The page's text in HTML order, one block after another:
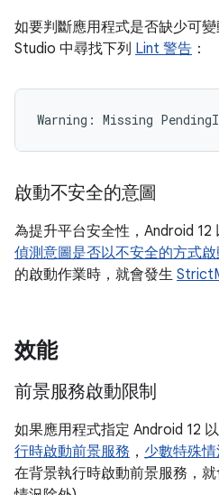
如要判斷應用程式是否缺少可
Studio 中尋找下列 Lint 警告 ：
啟動不安全的意圖
為提升平台安全性，Android
偵測意圖是否以不安全的方式啟
的啟動作業時，就會發生
效能
前景服務啟動限制
如果應用程式指定 Android 12
行時啟動前景服務 ， 少數特殊情
在背景執行時啟動前景服務，